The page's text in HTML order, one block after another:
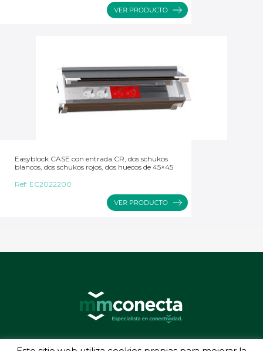
Easyblock CASE con entrada CR, dos schukos
blancos, dos schukos rojos, dos huecos de 45×45
Ref: EC2022200
© 2026 MMConecta. Camino de Torrejón 14, 28864 Ajalvir (Madrid) - (34) 91